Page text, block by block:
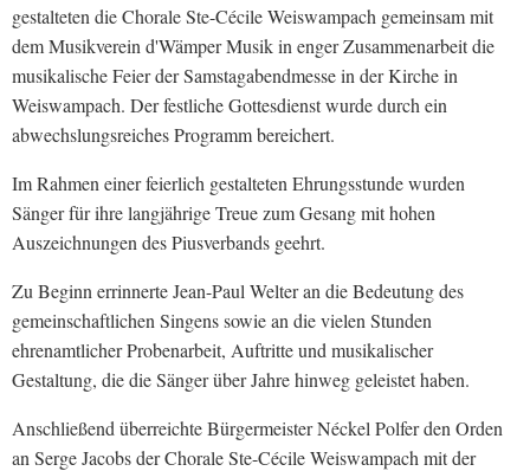
gestalteten die Chorale Ste-Cécile Weiswampach gemeinsam mit
dem Musikverein d'Wämper Musik in enger Zusammenarbeit die
musikalische Feier der Samstagabendmesse in der Kirche in
Weiswampach. Der festliche Gottesdienst wurde durch ein
abwechslungsreiches Programm bereichert.
Im Rahmen einer feierlich gestalteten Ehrungsstunde wurden
Sänger für ihre langjährige Treue zum Gesang mit hohen
Auszeichnungen des Piusverbands geehrt.
Zu Beginn errinnerte Jean-Paul Welter an die Bedeutung des
gemeinschaftlichen Singens sowie an die vielen Stunden
ehrenamtlicher Probenarbeit, Auftritte und musikalischer
Gestaltung, die die Sänger über Jahre hinweg geleistet haben.
Anschließend überreichte Bürgermeister Néckel Polfer den Orden
an Serge Jacobs der Chorale Ste-Cécile Weiswampach mit der